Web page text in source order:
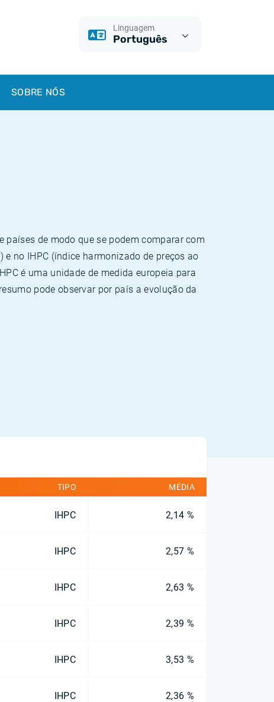
Linguagem
Português
SOBRE NÓS
de modo que se podem comparar com
no IHPC (índice harmonizado de preços ao
é uma unidade de medida europeia para
pode observar por país a evolução da
TIPO MÉDIA
IHPC 2,14 %
IHPC 2,57 %
IHPC 2,63 %
IHPC 2,39 %
IHPC 3,53 %
IHPC 2,36 %